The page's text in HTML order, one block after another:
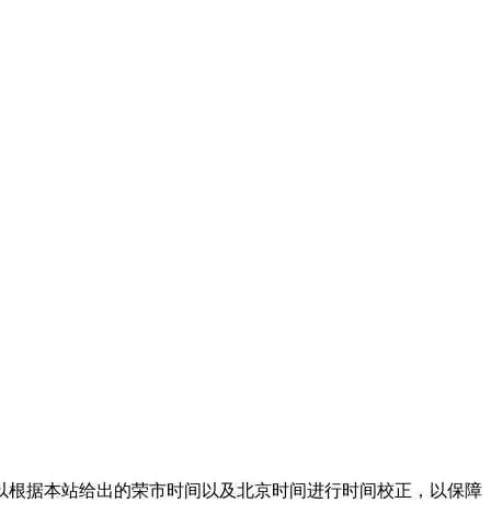
根据本站给出的荣市时间以及北京时间进行时间校正，以保障